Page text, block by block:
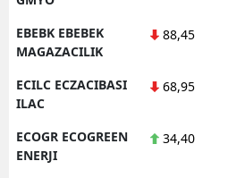
EBEBK EBEBEK
MAGAZACILIK
88,45
ECILC ECZACIBASI
ILAC
68,95
ECOGR ECOGREEN
ENERJI
34,40